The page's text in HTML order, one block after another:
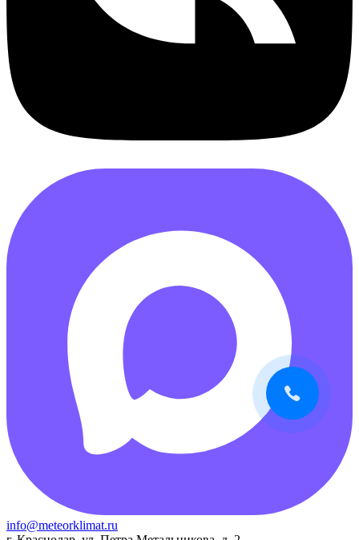
info@meteorklimat.ru